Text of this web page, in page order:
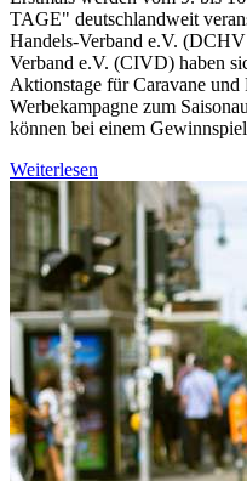
TAGE" deutschlandweit
Handels-Verband e.V.
Verband e.V. (CIVD) haben
Aktionstage für Caravane
Werbekampagne zum
können bei einem Gewinnspiel
Weiterlesen